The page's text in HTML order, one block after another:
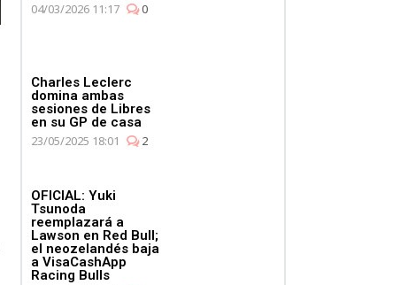
04/03/2026 11:17
0
Charles Leclerc
domina ambas
sesiones de Libres
en su GP de casa
23/05/2025 18:01
2
OFICIAL: Yuki
Tsunoda
reemplazará a
Lawson en Red Bull;
el neozelandés baja
a VisaCashApp
Racing Bulls